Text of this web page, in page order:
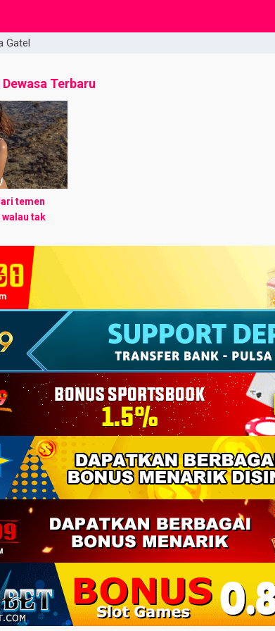
Gatel
Terbaru
temen
tak
ga bisa gw ...